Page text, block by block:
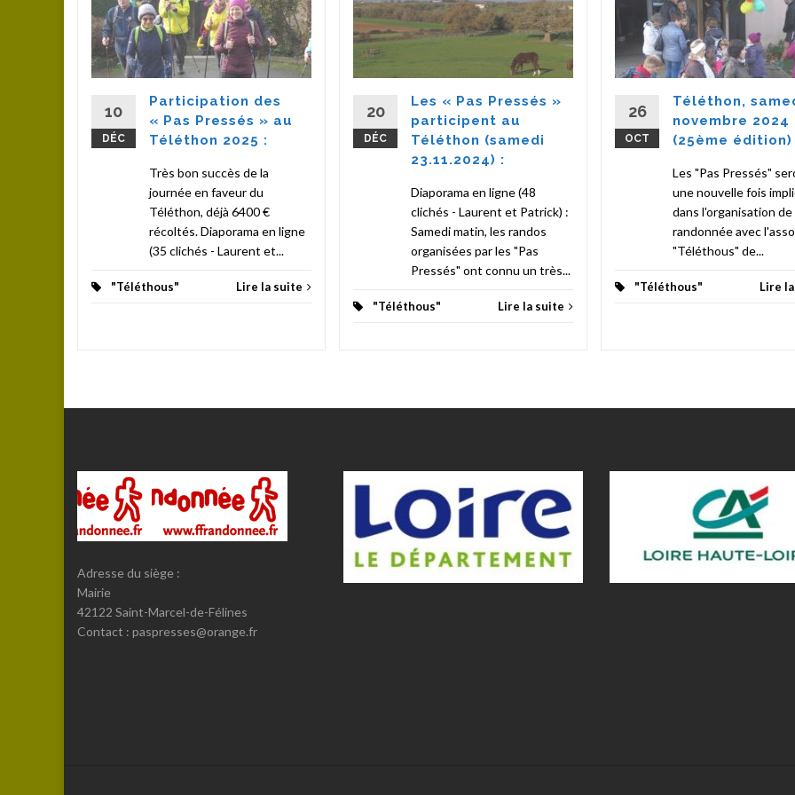
10
DÉC
Participation des
« Pas Pressés » au
Téléthon 2025 :
Très bon succès de la
journée en faveur du
Téléthon, déjà 6400 €
récoltés. Diaporama en ligne
(35 clichés - Laurent et...
"Téléthous" Lire la suite
20
DÉC
Les « Pas Pressés »
participent au
Téléthon (samedi
23.11.2024) :
Diaporama en ligne (48
clichés - Laurent et Patrick) :
Samedi matin, les randos
organisées par les "Pas
Pressés" ont connu un très...
"Téléthous" Lire la suite
26
OCT
Téléthon,
novembre 2024
(25ème édition)
Les "Pas Pressés"
une nouvelle fois
dans l'organisation de
randonnée avec
"Téléthous" de...
"Téléthous" Lire
Adresse du siège :
Mairie
42122 Saint-Marcel-de-Félines
Contact : paspresses@orange.fr